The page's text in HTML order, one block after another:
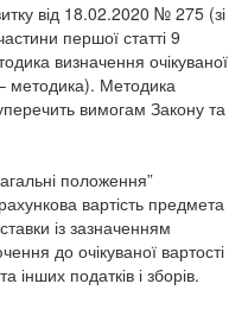
від 18.02.2020 № 275 (зі
першої статті 9
визначення очікуваної
– методика). Методика
вимогам Закону та
положення”
вартість предмета
із зазначенням
до очікуваної вартості
інших податків і зборів.